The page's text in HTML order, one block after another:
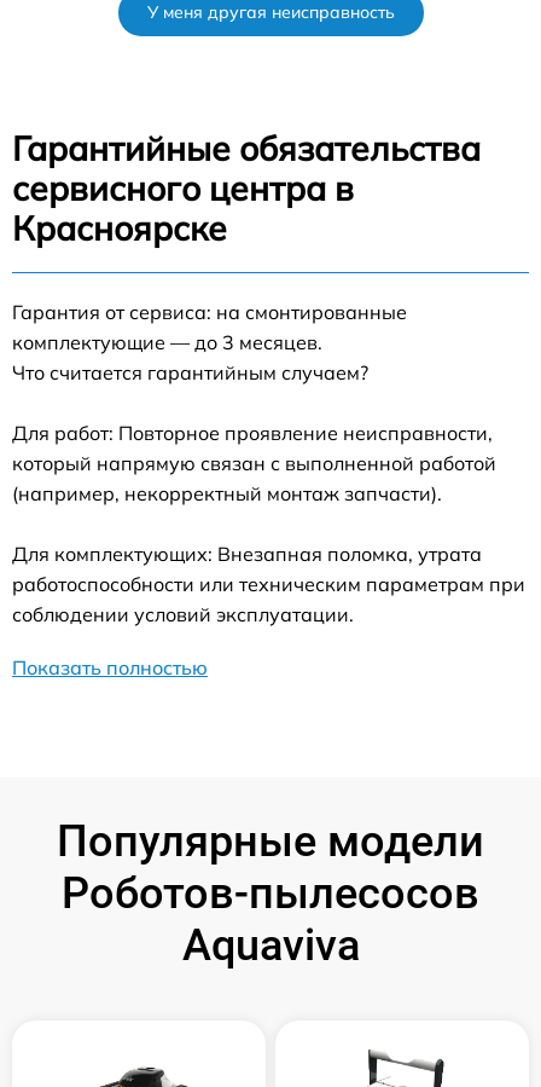
У меня другая неисправность
Гарантийные обязательства
сервисного центра в
Красноярске
Гарантия от сервиса: на смонтированные
комплектующие — до 3 месяцев.
Что считается гарантийным случаем?
Для работ: Повторное проявление неисправности,
который напрямую связан с выполненной работой
(например, некорректный монтаж запчасти).
Для комплектующих: Внезапная поломка, утрата
работоспособности или техническим параметрам при
соблюдении условий эксплуатации.
Показать полностью
Популярные модели
Роботов-пылесосов
Aquaviva